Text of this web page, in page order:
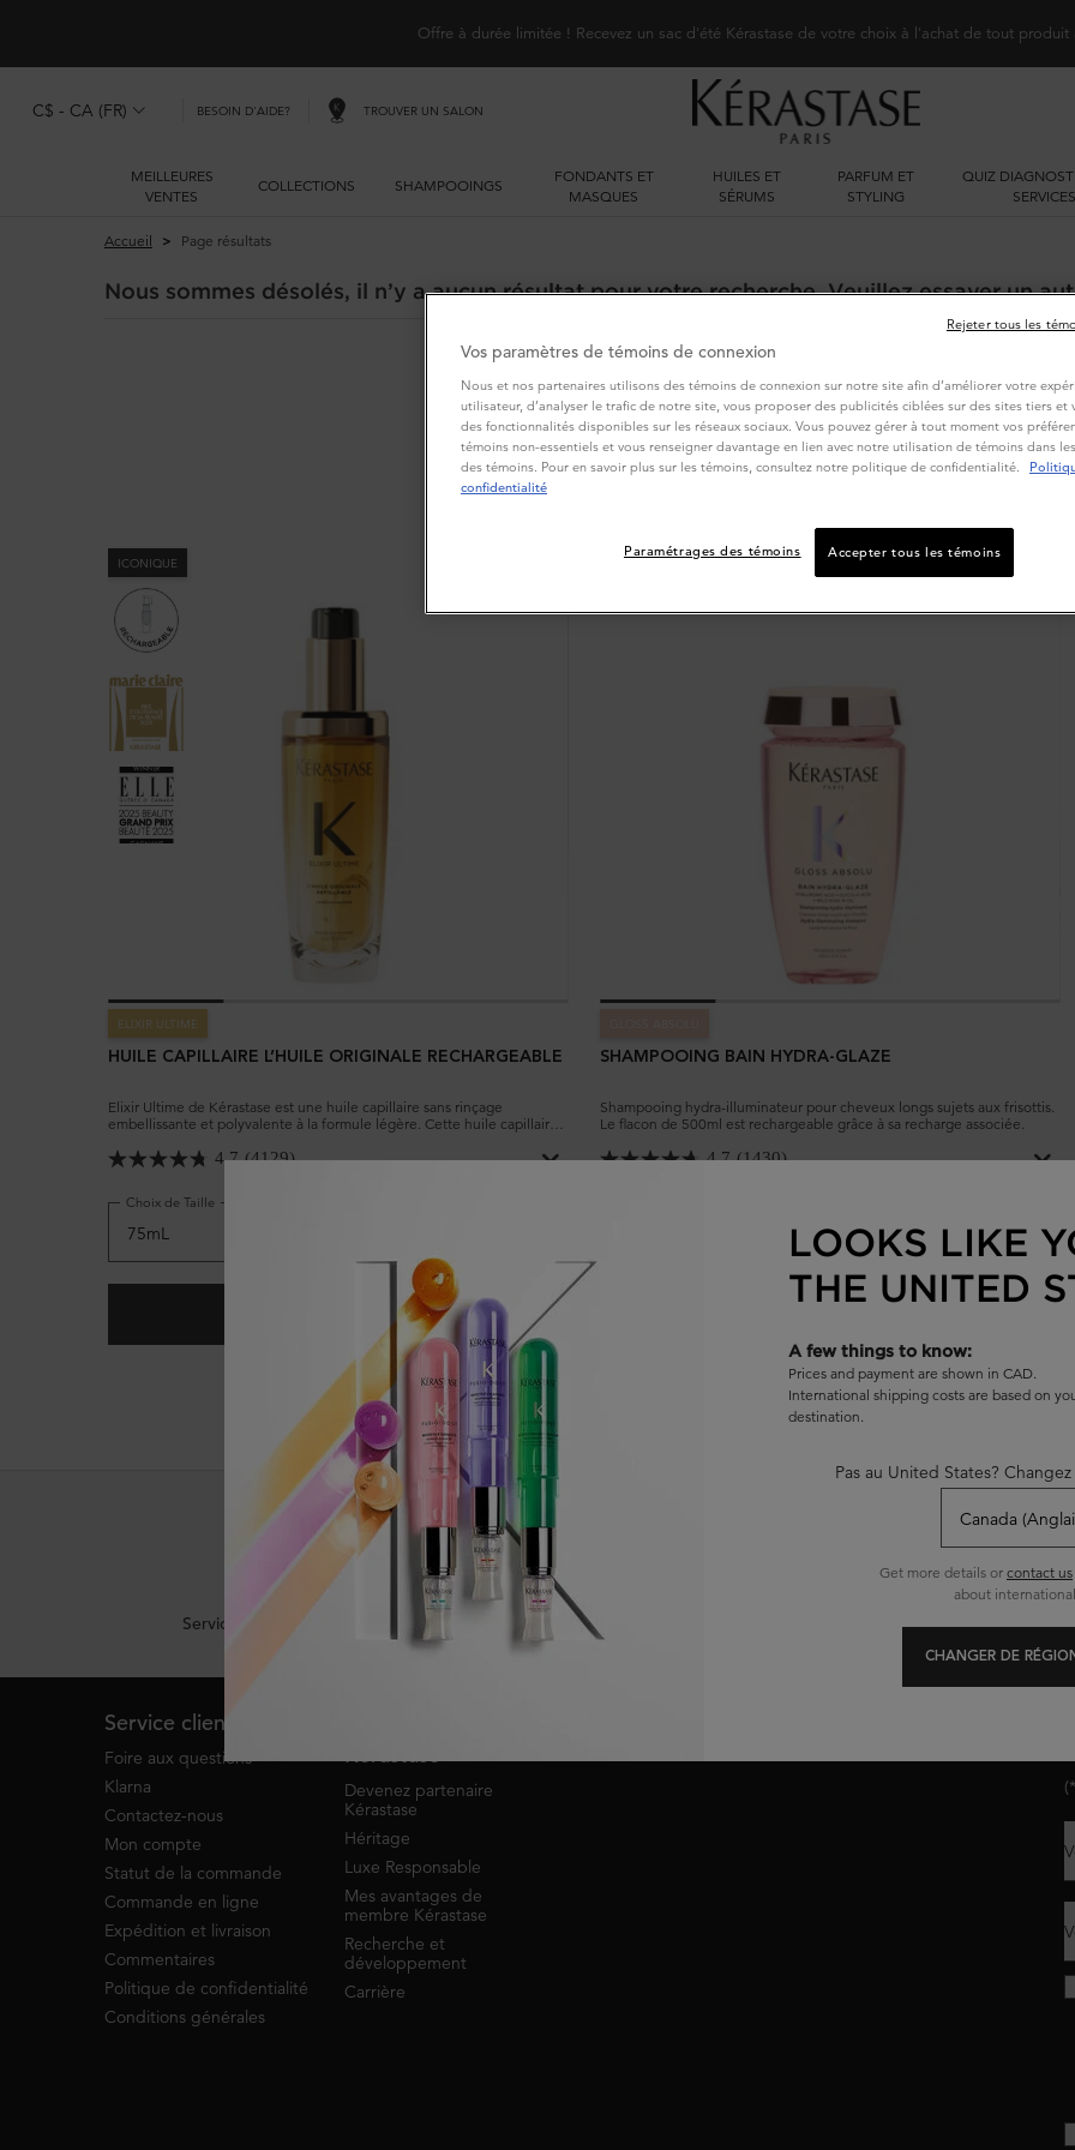
Offre à durée limitée ! Recevez un sac d'été Kérastase de votre choix à l'achat de tout produit
C$ - CA (FR) BESOIN D'AIDE? TROUVER UN SALON
MEILLEURES
VENTES
COLLECTIONS SHAMPOOINGS
FONDANTS ET
MASQUES
HUILES ET
SÉRUMS
PARFUM ET
STYLING
QUIZ
SERVICES
Accueil Page résultats
Nous sommes désolés, il n’y a aucun résultat pour votre recherche. Veuillez essayer un
VOUS POURRIEZ AUSSI AIMER
ICONIQUE
ELIXIR ULTIME
HUILE CAPILLAIRE L’HUILE ORIGINALE RECHARGEABLE
Elixir Ultime de Kérastase est une huile capillaire sans rinçage
embellissante et polyvalente à la formule légère. Cette huile capillaire
frisottis avancées qui protègent tous les types de cheveux et leur
4.7 (4129)
Choix de Taille
AJOUTER AU PANIER
HUILE CAPILLAIRE L’HUILE ORIGINALE RECHARGEABLE
SHAMPOOING BAIN HYDRA-GLAZE
Shampooing hydra-illuminateur pour cheveux longs sujets aux frisottis.
Le flacon de 500ml est rechargeable grâce à sa recharge associée.
4.7 (1430)
AJOUTER AU PANIER
Service de clavardage Offres Exclusives Test Diagnostique
Service client
Foire aux questions
Klarna
Contactez-nous
Mon compte
Statut de la commande
Commande en ligne
Expédition et livraison
Commentaires
Politique de confidentialité
Conditions générales
Kérastase
Devenez partenaire
Kérastase
Héritage
Luxe Responsable
Mes avantages de
membre Kérastase
Recherche et
développement
Carrière
LOOKS LIKE
THE UNITED
A few things to know:
Prices and payment are shown in CAD.
International shipping costs are based on
destination.
Pas au United States?
Get more details or contact us
about
CHANGER DE
Vos paramètres de témoins de connexion
Nous et nos partenaires utilisons des témoins de connexion sur notre site afin d’améliorer votre
utilisateur, d’analyser le trafic de notre site, vous proposer des publicités ciblées sur des sites tiers et
des fonctionnalités disponibles sur les réseaux sociaux. Vous pouvez gérer à tout moment vos
témoins non-essentiels et vous renseigner davantage en lien avec notre utilisation de témoins dans
des témoins. Pour en savoir plus sur les témoins, consultez notre politique de confidentialité.
confidentialité
Accepter tous les témoins
Paramétrages des témoins
Rejeter tous les